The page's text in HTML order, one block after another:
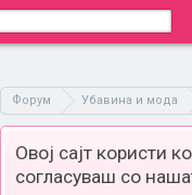
Форум Убавина и мода
Овој сајт користи
согласуваш со